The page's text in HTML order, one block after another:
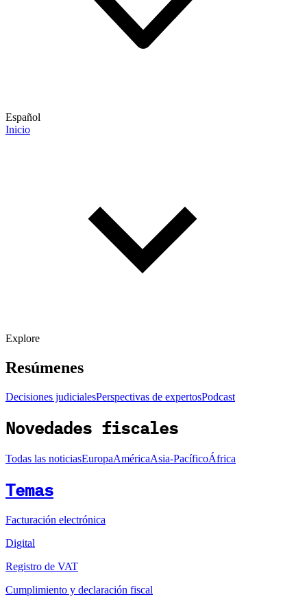
Español
Inicio
Explore
Resúmenes
Decisiones judicialesPerspectivas de expertosPodcast
Novedades fiscales
Todas las noticiasEuropaAméricaAsia-PacíficoÁfrica
Temas
Facturación electrónica
Digital
Registro de VAT
Cumplimiento y declaración fiscal